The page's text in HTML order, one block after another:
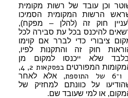
וכן עובד של רשות מקומית
הרשות המקומית הסמיכו
חוק זה (להלן – מפקח),
להיכנס בכל עת סבירה לכל
ציבורי כדי לברר אם קוימו
חוק זה והתקנות לפיו,
שלא ייכנסו למקום מן
המפורטים בפסקאות 2 ,
4
,
ו־6 של התוספת
, אלא לאחר
על כוונתם למחזיק של
או למי שעובד שם.